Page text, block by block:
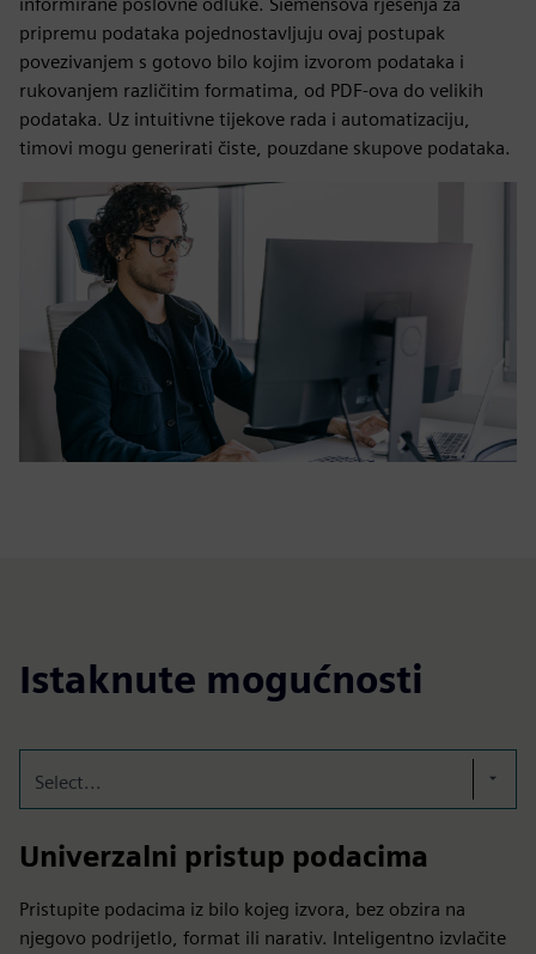
pripremu podataka pojednostavljuju ovaj postupak
povezivanjem s gotovo bilo kojim izvorom podataka i
rukovanjem različitim formatima, od PDF-ova do velikih
podataka. Uz intuitivne tijekove rada i automatizaciju,
timovi mogu generirati čiste, pouzdane skupove podataka.
Istaknute mogućnosti
Select...
Univerzalni pristup podacima
Pristupite podacima iz bilo kojeg izvora, bez obzira na
njegovo podrijetlo, format ili narativ. Inteligentno izvlačite